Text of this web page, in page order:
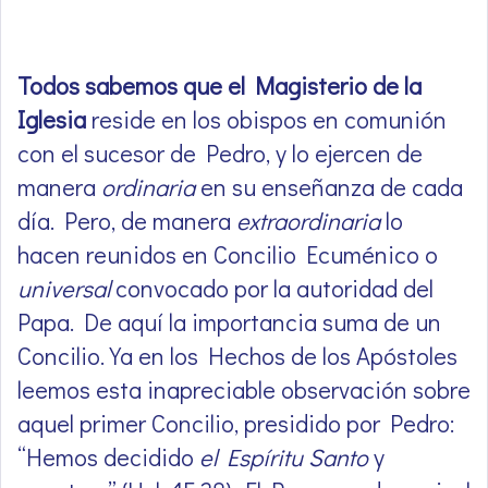
Todos sabemos que el Magisterio de la
Iglesia reside en los obispos en comunión
con el sucesor de Pedro, y lo ejercen de
manera ordinariaen su enseñanza de cada
día. Pero, de manera extraordinarialo
hacen reunidos en Concilio Ecuménico o
universalconvocado por la autoridad del
Papa. De aquí la importancia suma de un
Concilio. Ya en los Hechos de los Apóstoles
leemos esta inapreciable observación sobre
aquel primer Concilio, presidido por Pedro:
“Hemos decidido el Espíritu Santoy